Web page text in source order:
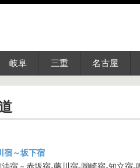
岐阜 三重 名古屋
宿～坂下宿
宿－赤坂宿-藤川宿-岡崎宿-知立宿-